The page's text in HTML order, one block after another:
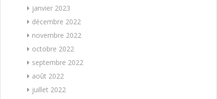
janvier 2023
décembre 2022
novembre 2022
octobre 2022
septembre 2022
août 2022
juillet 2022